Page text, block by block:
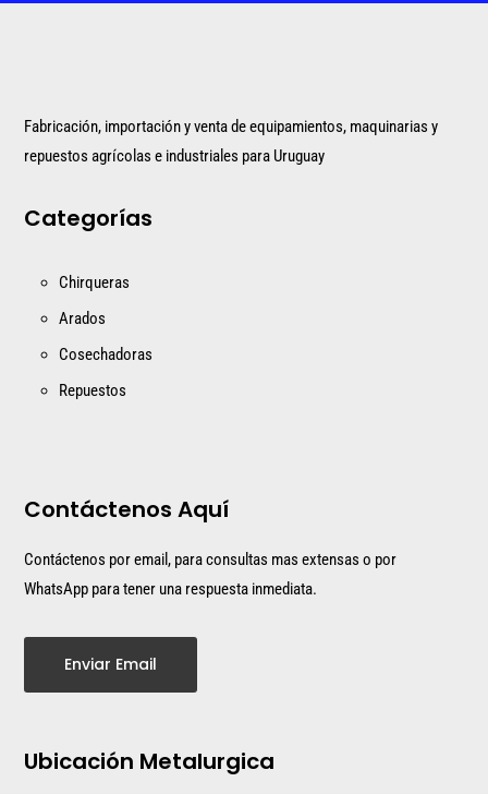
Fabricación, importación y venta de equipamientos, maquinarias y
repuestos agrícolas e industriales para Uruguay
Categorías
Chirqueras
Arados
Cosechadoras
Repuestos
Contáctenos Aquí
Contáctenos por email, para consultas mas extensas o por
WhatsApp para tener una respuesta inmediata.
Enviar Email
Ubicación Metalurgica